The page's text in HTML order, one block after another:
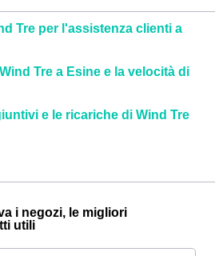
Tre per l'assistenza clienti a
Tre a Esine e la velocità di
e le ricariche di Wind Tre
i negozi, le migliori
utili